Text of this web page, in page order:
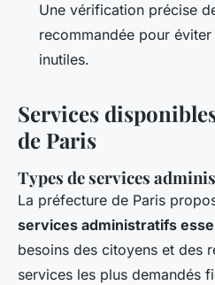
Une vérification précise
recommandée pour
inutiles.
Services
de Paris
Types de services
La préfecture de Paris
services administratifs
besoins des citoyens et des
services les plus demandés